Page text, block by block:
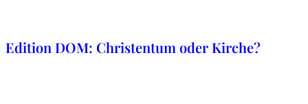
Edition DOM: Christentum oder Kirche?